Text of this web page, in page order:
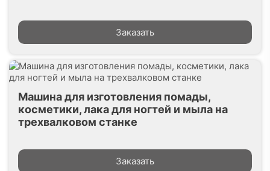
Заказать
Машина для изготовления помады,
косметики, лака для ногтей и мыла на
трехвалковом станке
Заказать